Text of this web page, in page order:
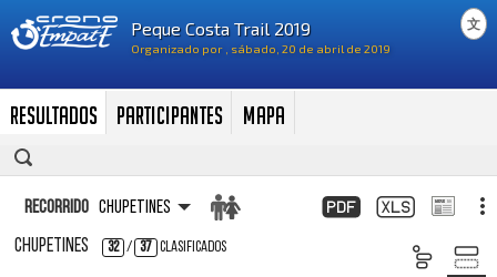
Resultados Participantes Mapa
文
Recorrido Chupetines
Chupetines 32 / 37 Clasificados